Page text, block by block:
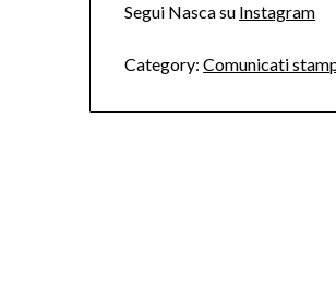
Segui Nasca su Instagram
Category: Comunicati